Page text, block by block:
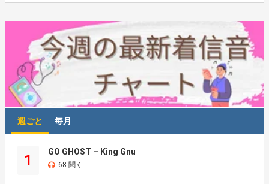
週ごと 毎月
1
GO GHOST – King Gnu
68 聞く